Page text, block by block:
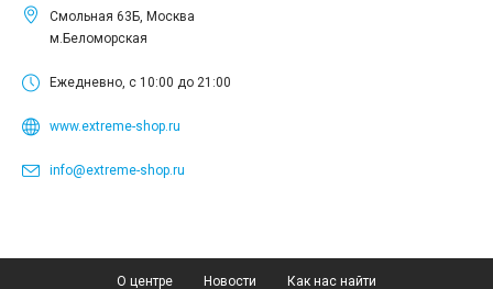
Смольная 63Б, Москва
м.Беломорская
Ежедневно, с 10:00 до 21:00
www.extreme-shop.ru
info@extreme-shop.ru
О центре Новости Как нас найти